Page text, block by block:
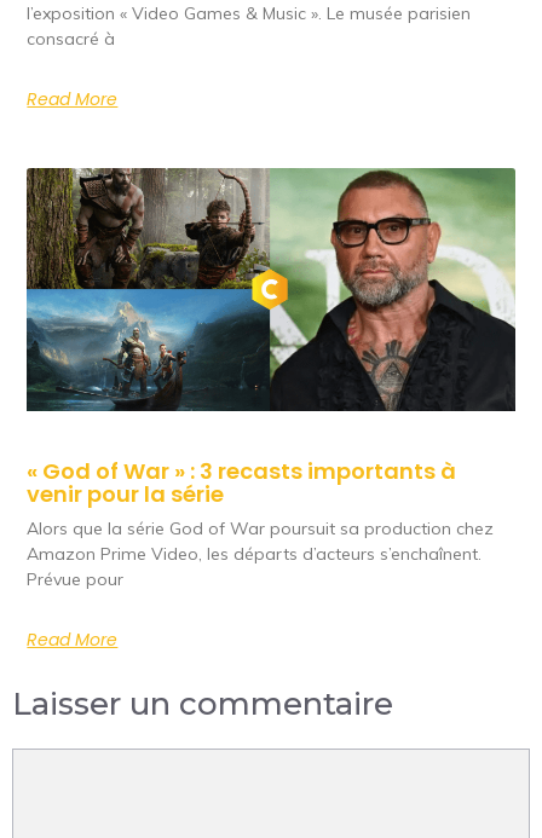
l’exposition « Video Games & Music ». Le musée parisien
consacré à
Read More
« God of War » : 3 recasts importants à
venir pour la série
Alors que la série God of War poursuit sa production chez
Amazon Prime Video, les départs d’acteurs s’enchaînent.
Prévue pour
Read More
Laisser un commentaire